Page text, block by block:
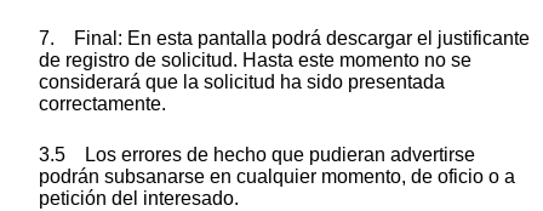
7. Final: En esta pantalla podrá descargar el justificante
de registro de solicitud. Hasta este momento no se
considerará que la solicitud ha sido presentada
correctamente.
3.5 Los errores de hecho que pudieran advertirse
podrán subsanarse en cualquier momento, de oficio o a
petición del interesado.